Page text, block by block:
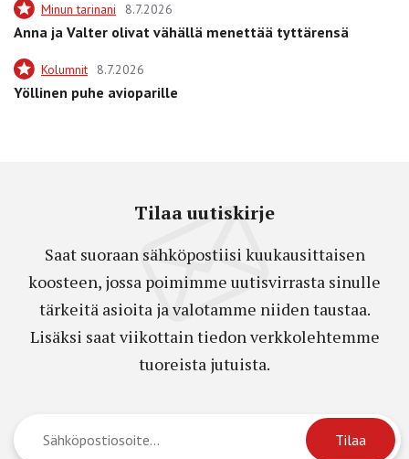
Minun tarinani 8.7.2026
Anna ja Valter olivat vähällä menettää tyttärensä
Kolumnit 8.7.2026
Yöllinen puhe avioparille
Tilaa uutiskirje
Saat suoraan sähköpostiisi kuukausittaisen
koosteen, jossa poimimme uutisvirrasta sinulle
tärkeitä asioita ja valotamme niiden taustaa.
Lisäksi saat viikottain tiedon verkkolehtemme
tuoreista jutuista.